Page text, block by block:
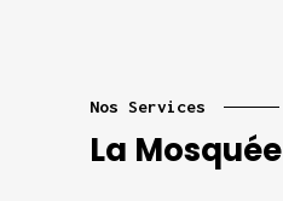
Nos Services
La Mosquée